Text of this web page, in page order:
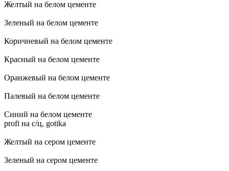
Желтый на белом цементе
Зеленый на белом цементе
Коричневый на белом цементе
Красный на белом цементе
Оранжевый на белом цементе
Палевый на белом цементе
Синий на белом цементе
profi на с/ц, gotika
Желтый на сером цементе
Зеленый на сером цементе